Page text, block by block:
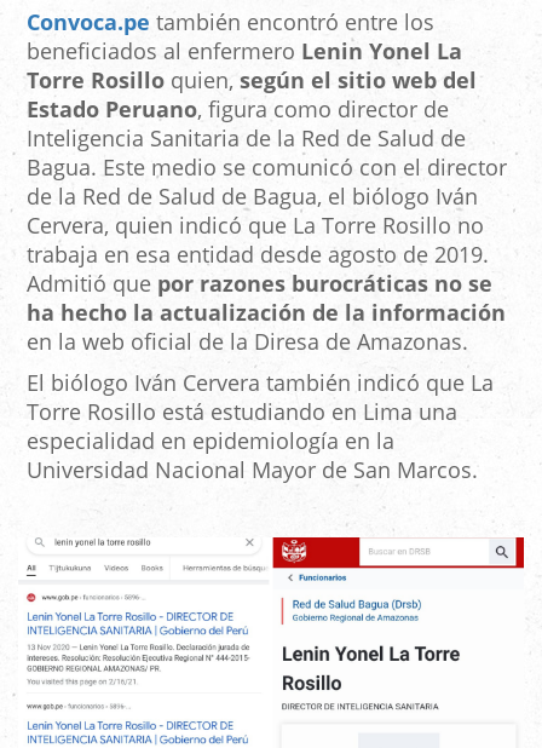
Convoca.pe también encontró entre los
beneficiados al enfermero Lenin Yonel La
Torre Rosillo quien, según el sitio web del
Estado Peruano, figura como director de
Inteligencia Sanitaria de la Red de Salud de
Bagua. Este medio se comunicó con el director
de la Red de Salud de Bagua, el biólogo Iván
Cervera, quien indicó que La Torre Rosillo no
trabaja en esa entidad desde agosto de 2019.
Admitió que por razones burocráticas no se
ha hecho la actualización de la información
en la web oficial de la Diresa de Amazonas.
El biólogo Iván Cervera también indicó que La
Torre Rosillo está estudiando en Lima una
especialidad en epidemiología en la
Universidad Nacional Mayor de San Marcos.